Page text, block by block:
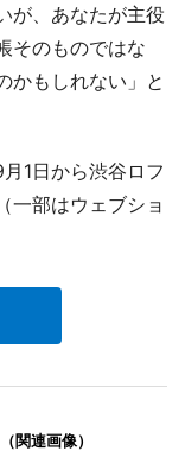
が、あなたが主役
そのものではな
かもしれない」と
1日から渋谷ロフ
一部はウェブショ
関連画像）